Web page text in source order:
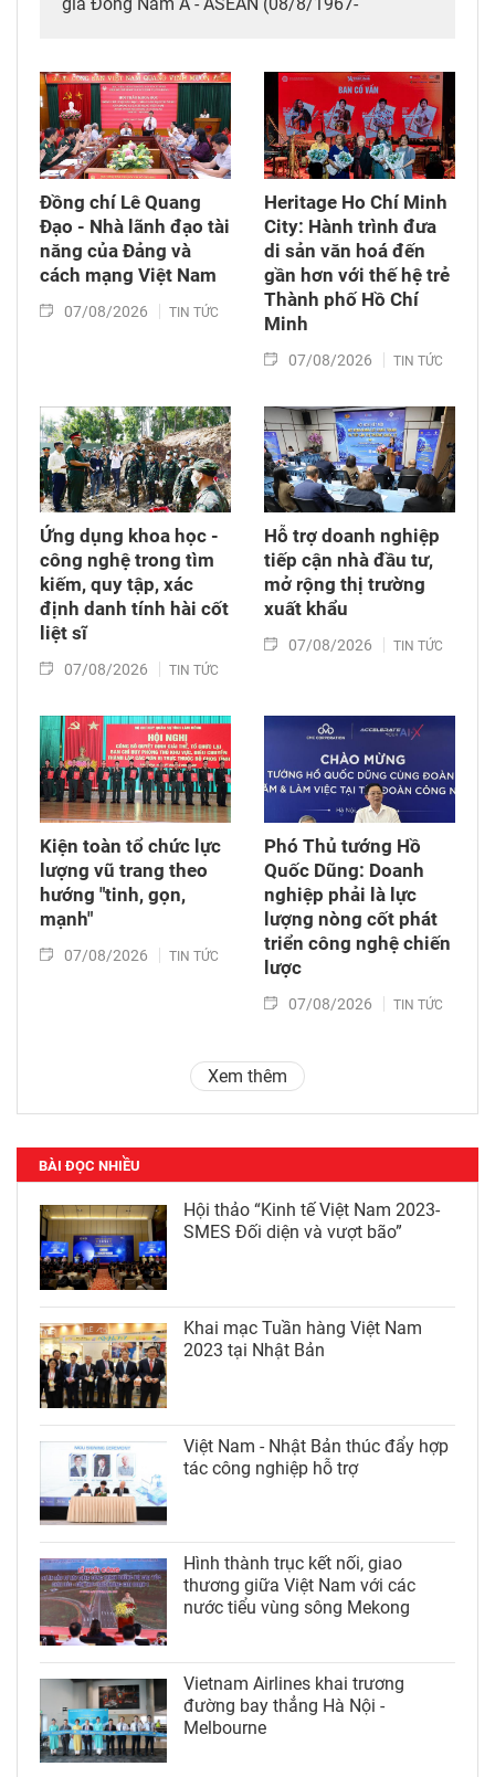
Đồng chí Lê Quang
Đạo - Nhà lãnh đạo tài
năng của Đảng và
cách mạng Việt Nam​
07/08/2026 TIN TỨC
Heritage Ho Chí Minh
City: Hành trình đưa
di sản văn hoá đến
gần hơn với thế hệ trẻ
Thành phố Hồ Chí
Minh
07/08/2026 TIN TỨC
Ứng dụng khoa học -
công nghệ trong tìm
kiếm, quy tập, xác
định danh tính hài cốt
liệt sĩ
07/08/2026 TIN TỨC
Hỗ trợ doanh nghiệp
tiếp cận nhà đầu tư,
mở rộng thị trường
xuất khẩu
07/08/2026 TIN TỨC
Kiện toàn tổ chức lực
lượng vũ trang theo
hướng "tinh, gọn,
mạnh"
07/08/2026 TIN TỨC
Phó Thủ tướng Hồ
Quốc Dũng: Doanh
nghiệp phải là lực
lượng nòng cốt phát
triển công nghệ chiến
lược
07/08/2026 TIN TỨC
Xem thêm
BÀI ĐỌC NHIỀU
Hội thảo “Kinh tế Việt Nam 2023-
SMES Đối diện và vượt bão”
Khai mạc Tuần hàng Việt Nam
2023 tại Nhật Bản
Việt Nam - Nhật Bản thúc đẩy hợp
tác công nghiệp hỗ trợ
Hình thành trục kết nối, giao
thương giữa Việt Nam với các
nước tiểu vùng sông Mekong
Vietnam Airlines khai trương
đường bay thẳng Hà Nội -
Melbourne